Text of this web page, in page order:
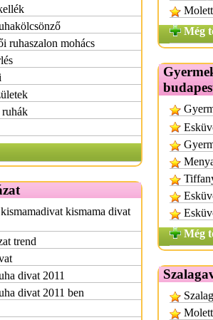
ruhaszalon mohács
ruhák
kismama divat
trend
divat 2011
divat 2011 ben
Még
Még